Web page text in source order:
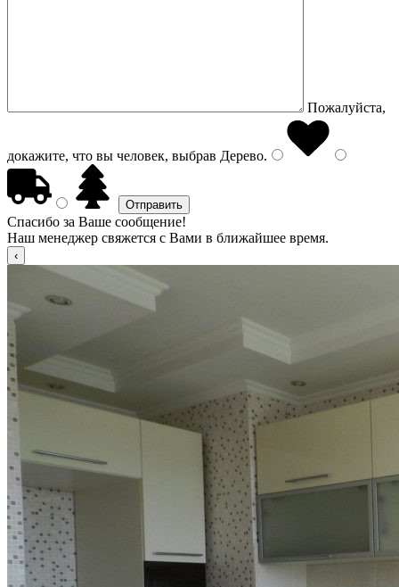
Пожалуйста,
докажите, что вы человек, выбрав Дерево.
Спасибо за Ваше сообщение!
Наш менеджер свяжется с Вами в ближайшее время.